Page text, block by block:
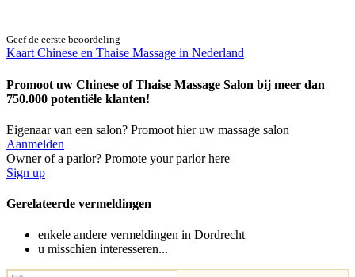
Geef de eerste beoordeling
Kaart Chinese en Thaise Massage in Nederland
Promoot uw Chinese of Thaise Massage Salon bij meer dan
750.000 potentiële klanten!
Eigenaar van een salon? Promoot hier uw massage salon
Aanmelden
Owner of a parlor? Promote your parlor here
Sign up
Gerelateerde vermeldingen
enkele andere vermeldingen in Dordrecht
u misschien interesseren...